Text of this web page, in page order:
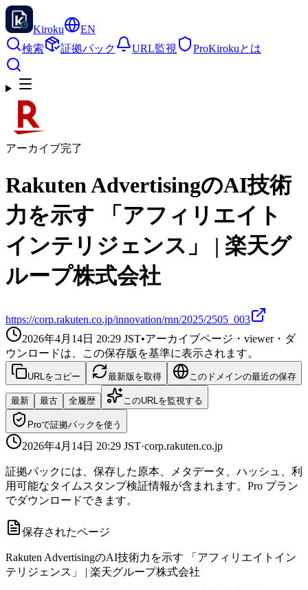
Kiroku
EN
検索
証拠パック URL監視 ProKirokuとは
アーカイブ完了
Rakuten AdvertisingのAI技術
力を示す 「アフィリエイト
インテリジェンス」 | 楽天グ
ループ株式会社
https://corp.rakuten.co.jp/innovation/rnn/2025/2505_003
2026年4月14日 20:29 JST•アーカイブページ・viewer・ダ
ウンロードは、この保存版を基準に表示されます。
URLをコピー 最新版を取得 このドメインの最近の保存
最新 最古 全履歴 このURLを監視する
Proで証拠パックを使う
2026年4月14日 20:29 JST·corp.rakuten.co.jp
証拠パックには、保存した原本、メタデータ、ハッシュ、利
用可能なタイムスタンプ検証情報が含まれます。Pro プラン
でダウンロードできます。
保存されたページ
Rakuten AdvertisingのAI技術力を示す 「アフィリエイトイン
テリジェンス」 | 楽天グループ株式会社